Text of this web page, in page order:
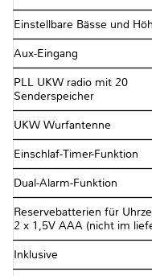
Einstellbare Bässe und
Aux-Eingang
PLL UKW radio mit 20
Senderspeicher
UKW Wurfantenne
Einschlaf-Timer-Funktion
Dual-Alarm-Funktion
Reservebatterien für
2 x 1,5V AAA (nicht im
Inklusive